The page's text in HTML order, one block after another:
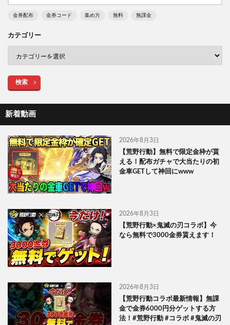
金券配布 金券コード 集め方 無料 無課金
カテゴリー
検索
新着動画
2026年8月3日
【荒野行動】無料で限定金枠が貰
える！配布ガチャで大当たりの初
金車GETして神回にwww
2026年8月3日
【荒野行動×鬼滅の刃コラボ】今
なら無料で3000金券貰えます！
2026年8月3日
【荒野行動コラボ最新情報】無課
金で金券6000円分ゲットする方
法！#荒野行動 #コラボ #鬼滅の刃